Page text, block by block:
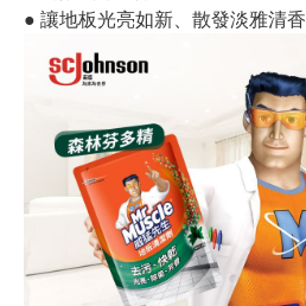
● 讓地板光亮如新、散發淡雅清香